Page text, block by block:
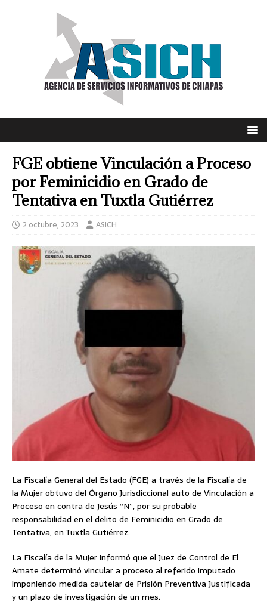
FGE obtiene Vinculación a Proceso
por Feminicidio en Grado de
Tentativa en Tuxtla Gutiérrez
2 octubre, 2023 ASICH
La Fiscalía General del Estado (FGE) a través de la Fiscalía de
la Mujer obtuvo del Órgano Jurisdiccional auto de Vinculación a
Proceso en contra de Jesús “N”, por su probable
responsabilidad en el delito de Feminicidio en Grado de
Tentativa, en Tuxtla Gutiérrez.
La Fiscalía de la Mujer informó que el Juez de Control de El
Amate determinó vincular a proceso al referido imputado
imponiendo medida cautelar de Prisión Preventiva Justificada
y un plazo de investigación de un mes.